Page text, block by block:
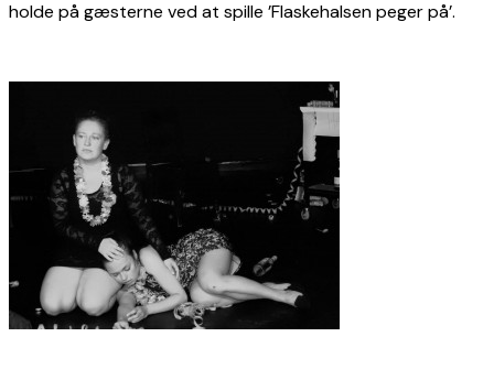
holde på gæsterne ved at spille ’Flaskehalsen peger på’.